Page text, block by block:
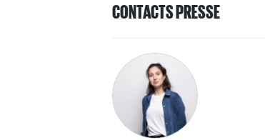
CONTACTS PRESSE